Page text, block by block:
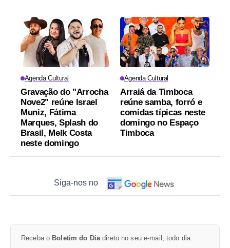
Agenda Cultural
Gravação do "Arrocha
Nove2" reúne Israel
Muniz, Fátima
Marques, Splash do
Brasil, Melk Costa
neste domingo
Agenda Cultural
Arraiá da Timboca
reúne samba, forró e
comidas típicas neste
domingo no Espaço
Timboca
Siga-nos no
Receba o Boletim do Diadireto no seu e-mail, todo dia.